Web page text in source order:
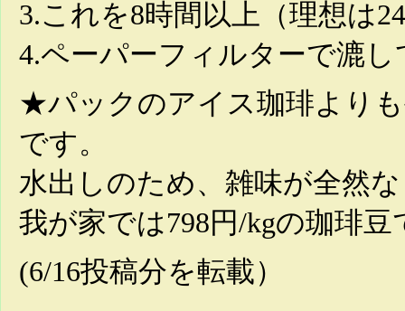
3.これを8時間以上（理想は
4.ペーパーフィルターで漉
★パックのアイス珈琲より
です。
水出しのため、雑味が全然
我が家では798円/kgの珈琲
(6/16投稿分を転載）